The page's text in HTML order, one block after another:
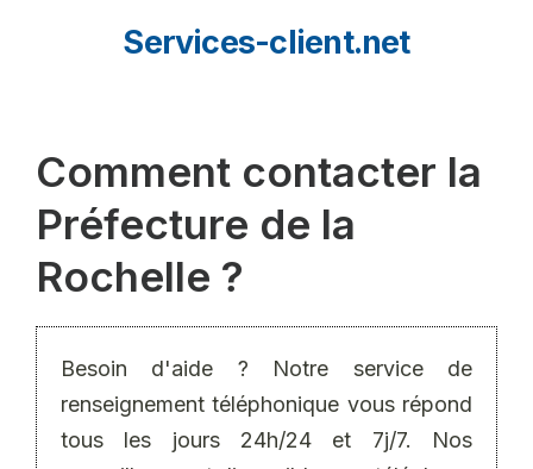
Services-client.net
Comment contacter la
Préfecture de la
Rochelle ?
Besoin d'aide ? Notre service de
renseignement téléphonique vous répond
tous les jours 24h/24 et 7j/7. Nos